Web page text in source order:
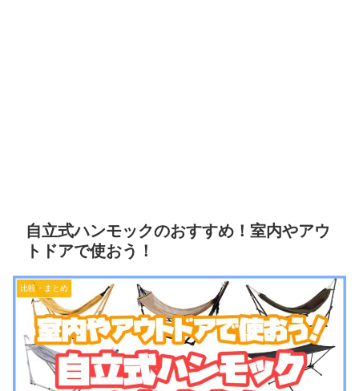
自立式ハンモックのおすすめ！室内やアウ
トドアで使おう！
比較・まとめ